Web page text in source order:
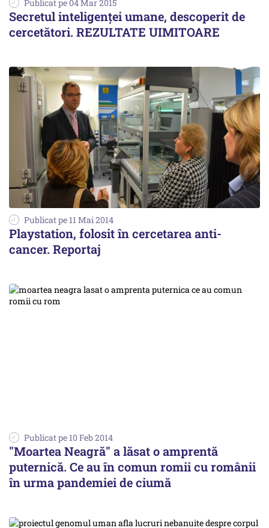
Publicat pe 04 Mar 2015
Secretul inteligenţei umane, descoperit de
cercetători. REZULTATE UIMITOARE
Publicat pe 11 Mai 2014
Playstation, folosit în cercetarea anti-
cancer. Reportaj
Publicat pe 10 Feb 2014
"Moartea Neagră" a lăsat o amprentă
puternică. Ce au în comun romii cu românii
în urma pandemiei de ciumă